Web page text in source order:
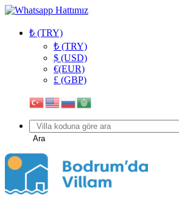
₺ (TRY)
₺ (TRY)
$ (USD)
€(EUR)
£ (GBP)
Ara